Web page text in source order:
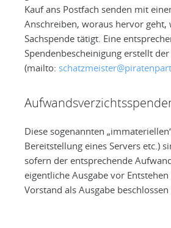
Kauf ans Postfach senden mit
Anschreiben, woraus hervor geht,
Sachspende tätigt. Eine
Spendenbescheinigung erstellt
(mailto:
Diese sogenannten
Bereitstellung eines Servers etc.)
sofern der entsprechende
eigentliche Ausgabe vor
Vorstand als Ausgabe